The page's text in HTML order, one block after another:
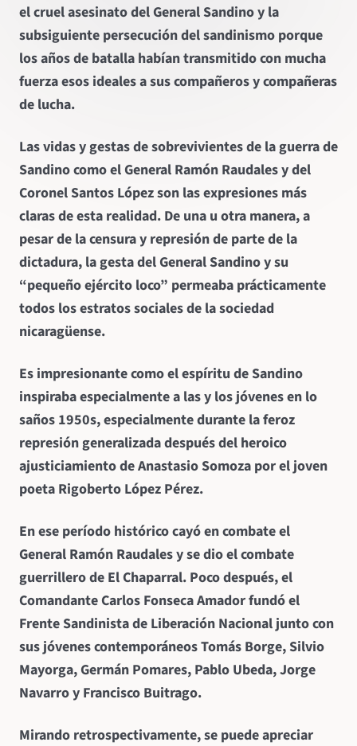
el cruel asesinato del General Sandino y la
subsiguiente persecución del sandinismo porque
los años de batalla habían transmitido con mucha
fuerza esos ideales a sus compañeros y compañeras
de lucha.
Las vidas y gestas de sobrevivientes de la guerra de
Sandino como el General Ramón Raudales y del
Coronel Santos López son las expresiones más
claras de esta realidad. De una u otra manera, a
pesar de la censura y represión de parte de la
dictadura, la gesta del General Sandino y su
“pequeño ejército loco” permeaba prácticamente
todos los estratos sociales de la sociedad
nicaragüense.
Es impresionante como el espíritu de Sandino
inspiraba especialmente a las y los jóvenes en lo
saños 1950s, especialmente durante la feroz
represión generalizada después del heroico
ajusticiamiento de Anastasio Somoza por el joven
poeta Rigoberto López Pérez.
En ese período histórico cayó en combate el
General Ramón Raudales y se dio el combate
guerrillero de El Chaparral. Poco después, el
Comandante Carlos Fonseca Amador fundó el
Frente Sandinista de Liberación Nacional junto con
sus jóvenes contemporáneos Tomás Borge, Silvio
Mayorga, Germán Pomares, Pablo Ubeda, Jorge
Navarro y Francisco Buitrago.
Mirando retrospectivamente, se puede apreciar